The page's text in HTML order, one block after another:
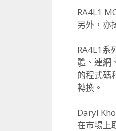
RA4L1
另外，亦
RA4L1系
體、連網
的程式碼
轉換。
Daryl
在市場上